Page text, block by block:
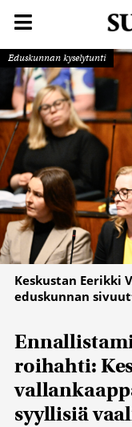
Eduskunnan kyselytunti
Keskustan Eerikki
eduskunnan
roihahti:
syyllisiä